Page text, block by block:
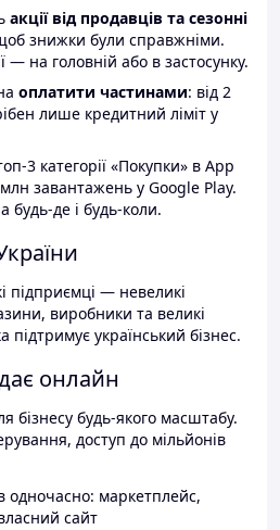
акції від продавців та сезонні
знижки були справжніми.
— на головній або в застосунку.
оплатити частинами: від 2
лише кредитний ліміт у
3 категорії «Покупки» в App
завантажень у Google Play.
будь-де і будь-коли.
підприємці — невеликі
виробники та великі
підтримує український бізнес.
онлайн
бізнесу будь-якого масштабу.
доступ до мільйонів
одночасно: маркетплейс,
сайт